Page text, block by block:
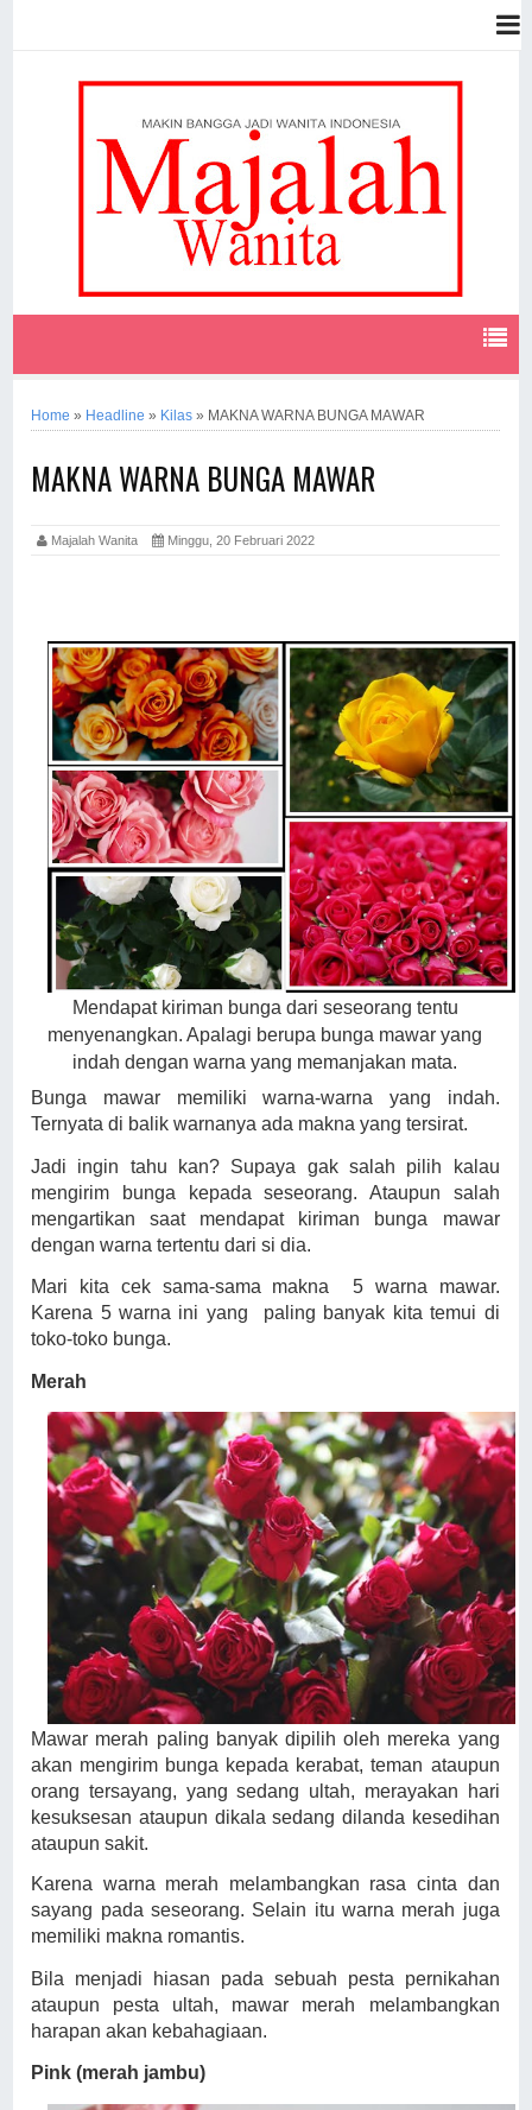
Home » Headline » Kilas » MAKNA WARNA BUNGA MAWAR
MAKNA WARNA BUNGA MAWAR
Majalah Wanita Minggu, 20 Februari 2022
Mendapat kiriman bunga dari seseorang tentu
menyenangkan. Apalagi berupa bunga mawar yang
indah dengan warna yang memanjakan mata.
Bunga mawar memiliki warna-warna yang indah.
Ternyata di balik warnanya ada makna yang tersirat.
Jadi ingin tahu kan? Supaya gak salah pilih kalau
mengirim bunga kepada seseorang. Ataupun salah
mengartikan saat mendapat kiriman bunga mawar
dengan warna tertentu dari si dia.
Mari kita cek sama-sama makna
5 warna mawar.
Karena 5 warna ini yang
paling banyak kita temui di
toko-toko bunga.
Merah
Mawar merah paling banyak dipilih oleh mereka yang
akan mengirim bunga kepada kerabat, teman ataupun
orang tersayang, yang sedang ultah, merayakan hari
kesuksesan ataupun dikala sedang dilanda kesedihan
ataupun sakit.
Karena warna merah melambangkan rasa cinta dan
sayang pada seseorang. Selain itu warna merah juga
memiliki makna romantis.
Bila menjadi hiasan pada sebuah pesta pernikahan
ataupun pesta ultah, mawar merah melambangkan
harapan akan kebahagiaan.
Pink (merah jambu)